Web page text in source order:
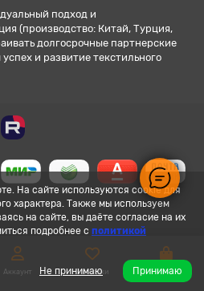
На сайте используются cookie для
характера. Также мы используем
на сайте, вы даёте согласие на их
подробнее с политикой
Не принимаю Принимаю
подход и
(производство: Китай, Турция,
долгосрочные партнерские
и развитие текстильного
Аккаунт Закладки Корзина